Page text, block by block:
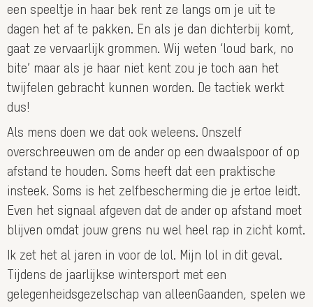
een speeltje in haar bek rent ze langs om je uit te
dagen het af te pakken. En als je dan dichterbij komt,
gaat ze vervaarlijk grommen. Wij weten ‘loud bark, no
bite’ maar als je haar niet kent zou je toch aan het
twijfelen gebracht kunnen worden. De tactiek werkt
dus!
Als mens doen we dat ook weleens. Onszelf
overschreeuwen om de ander op een dwaalspoor of op
afstand te houden. Soms heeft dat een praktische
insteek. Soms is het zelfbescherming die je ertoe leidt.
Even het signaal afgeven dat de ander op afstand moet
blijven omdat jouw grens nu wel heel rap in zicht komt.
Ik zet het al jaren in voor de lol. Mijn lol in dit geval.
Tijdens de jaarlijkse wintersport met een
gelegenheidsgezelschap van alleenGaanden, spelen we